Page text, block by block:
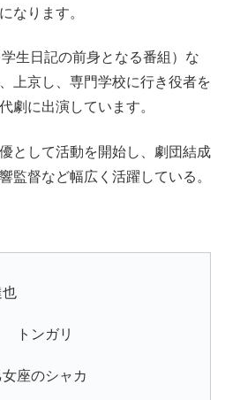
なります。
生日記の前身となる番組）な
上京し、専門学校に行き役者を
劇に出演しています。
として活動を開始し、劇団結成
監督など幅広く活躍している。
トンガリ
座のシャカ